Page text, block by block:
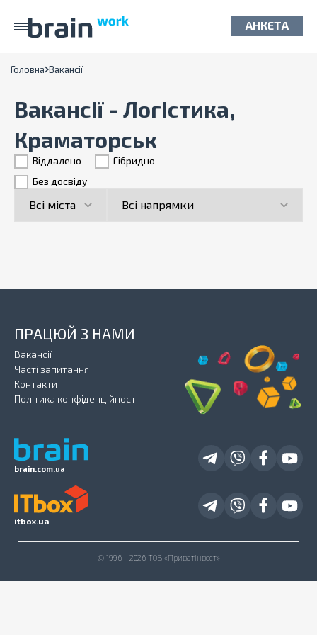
АНКЕТА
Головна Вакансії
Вакансії - Логістика,
Краматорськ
Віддалено
Гiбридно
Без досвіду
brain.com.ua
ПРАЦЮЙ З НАМИ
Вакансії
Часті запитання
Контакти
Політика конфіденційності
itbox.ua
© 1996 - 2026 ТОВ «Приватінвест»